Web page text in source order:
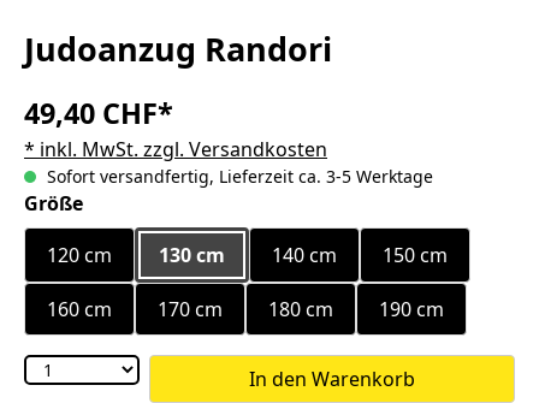
Judoanzug Randori
49,40 CHF*
* inkl. MwSt. zzgl. Versandkosten
Sofort versandfertig, Lieferzeit ca. 3-5 Werktage
Größeauswählen
120 cm
130 cm 140 cm 150 cm
160 cm 170 cm 180 cm 190 cm
In den Warenkorb